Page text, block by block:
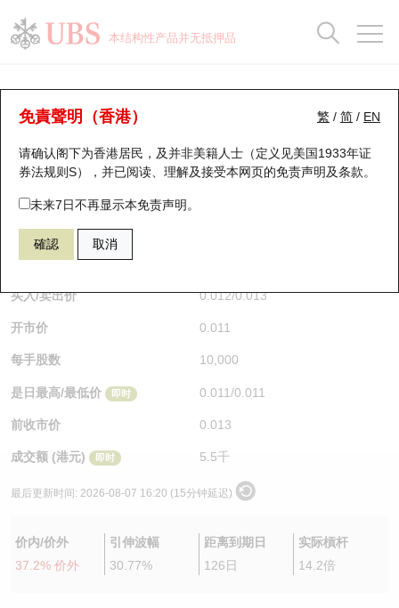
本结构性产品并无抵押品
繁 / 简 / EN
免責聲明（香港）
请确认阁下为香港居民，及并非美籍人士（定义见美国1933年证
券法规则S），并已阅读、理解及接受本网页的免责声明及条款。
未来7日不再显示本免责声明。
確認 取消
认股证分析仪
表现 街货统计 比较
11173 瑞银认购 N225 日经平均指数
$0.012 0.001
买入/卖出价 0.012/0.013
开市价 0.011
每手股数 10,000
是日最高/最低价 即时 0.011/0.011
前收市价 0.013
成交额 (港元) 即时 5.5千
最后更新时间: 2026-08-07 16:20 (15分钟延迟)
价内/价外
37.2% 价外
引伸波幅
30.77%
距离到期日
126日
实际槓杆
14.2倍
瑞银认股证一览
新发行瑞银认股证
即将到期认股证
认股证到期结算价查找
认股证分析仪
认股证速算机
认股证/牛熊证日志
认股证文件及公告
街货统计
比较
牛熊全景快搜
牛熊证搜寻
牛熊证街货分布图
正股牛熊证列表
新发行瑞银牛熊证
已收回牛熊证剩余价值
牛熊证到期结算价查找
牛熊证分析仪
街货统计
比较
十大升幅/跌幅
十大认股证成交分布
十天股证占大市成交
资金流
街货统计
三十大平均引伸波幅
正股分析仪
二十大活跃股份
恒指成份股
国指成份股
科指成份股
相关资产沽空
中资ETFs溢价比较
AH 股价对照
持股比重
显示所有持股比重
每月轮证大市专题
轮证专栏
讲座及教育短片
认股证投资者教育
牛熊证投资者教育
认股证牛熊证常问问题